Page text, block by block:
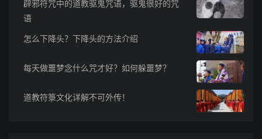
辟邪符咒中的道教驱鬼咒语，驱鬼很好的咒
语
怎么下降头？下降头的方法介绍
每天做噩梦念什么咒才好？如何躲噩梦？
道教符箓文化详解不可外传！